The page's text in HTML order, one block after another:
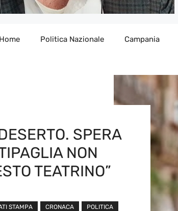
Home Politica Nazionale Campania
SPERA
NON
TEATRINO”
STAMPA CRONACA
POLITICA